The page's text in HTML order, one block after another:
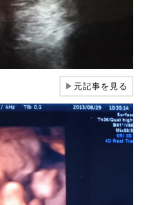
▶元記事を見る